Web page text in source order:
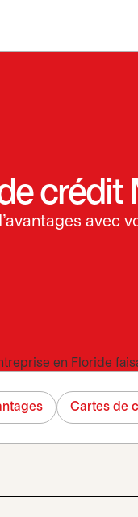
crédit
avec
Cartes de